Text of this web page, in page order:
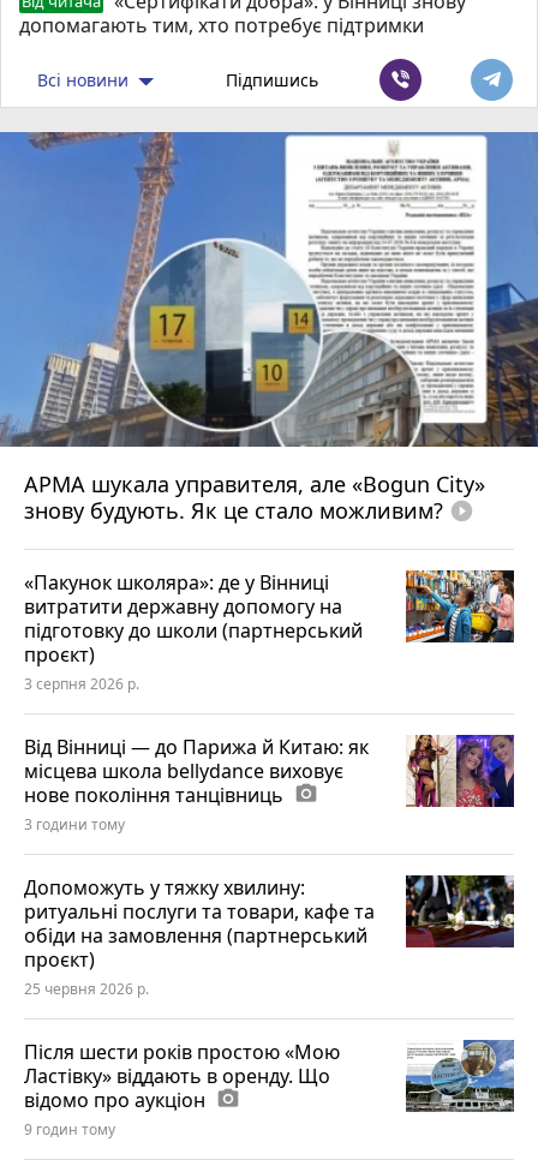
допомагають тим, хто потребує підтримки
Всі новини Підпишись
АРМА шукала управителя, але «Bogun City»
знову будують. Як це стало можливим? play_circle_filled
«Пакунок школяра»: де у Вінниці
витратити державну допомогу на
підготовку до школи (партнерський
проєкт)
3 серпня 2026 р.
Від Вінниці — до Парижа й Китаю: як
місцева школа bellydance виховує
нове покоління танцівниць photo_camera
3 години тому
Допоможуть у тяжку хвилину:
ритуальні послуги та товари, кафе та
обіди на замовлення (партнерський
проєкт)
25 червня 2026 р.
Після шести років простою «Мою
Ластівку» віддають в оренду. Що
відомо про аукціон photo_camera
9 годин тому